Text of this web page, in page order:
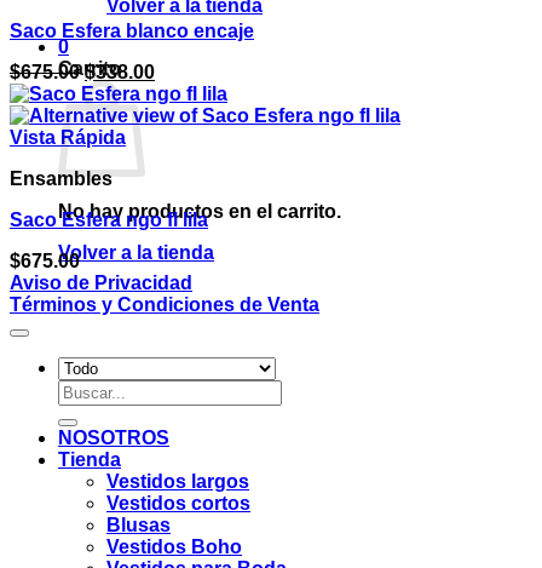
Volver a la tienda
0
Carrito
No hay productos en el carrito.
Volver a la tienda
Saco Esfera blanco encaje
$675.00 El
precio
original
era:
$675.00.
$338.00El
precio
actual
Vista Rápida
Ensambles
Saco Esfera ngo fl lila
$675.00
Aviso de Privacidad
Términos y Condiciones de Venta
Buscar
por:
NOSOTROS
Tienda
Vestidos largos
Vestidos cortos
Blusas
Vestidos Boho